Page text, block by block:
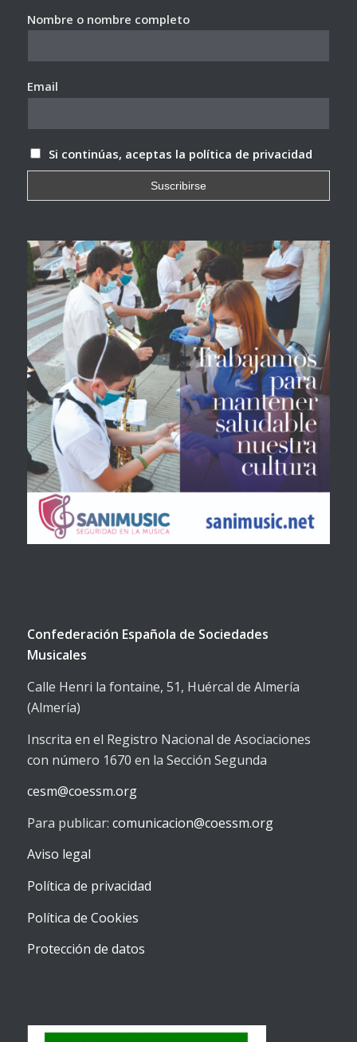
Nombre o nombre completo
Email
Si continúas, aceptas la política de privacidad
Confederación Española de Sociedades
Musicales
Calle Henri la fontaine, 51, Huércal de Almería
(Almería)
Inscrita en el Registro Nacional de Asociaciones
con número 1670 en la Sección Segunda
cesm@coessm.org
Para publicar: comunicacion@coessm.org
Aviso legal
Política de privacidad
Política de Cookies
Protección de datos